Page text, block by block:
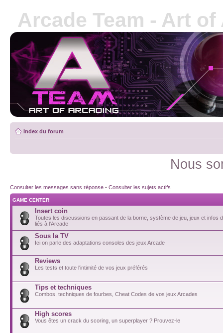
Arcade Team - Art
Index du forum
Nous
Consulter les messages sans réponse • Consulter les sujets actifs
GAME CENTER
Insert coin
Toutes les discussions en passant de la borne, système de jeu, jeux et infos
liés à l'Arcade
Sous la TV
Ici on parle des adaptations consoles des jeux Arcade
Reviews
Les tests et toute l'intimité de vos jeux préférés
Tips et techniques
Combos, techniques de fourbes, Cheat Codes de vos jeux Arcades
High scores
Vous êtes un crack du scoring, un superplayer ? Prouvez-le